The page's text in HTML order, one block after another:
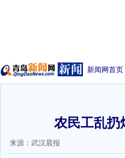
新闻网首页
农民工乱扔
来源：武汉晨报